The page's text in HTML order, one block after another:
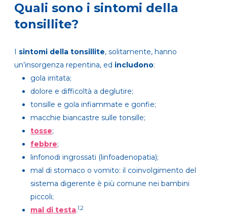
Quali sono i sintomi della
tonsillite?
sintomi della tonsillite, solitamente, hanno
un’insorgenza repentina, ed includono:
gola irritata;
dolore e difficoltà a deglutire;
tonsille e gola infiammate e gonfie;
macchie biancastre sulle tonsille;
tosse;
febbre;
linfonodi ingrossati (linfoadenopatia);
mal di stomaco o vomito: il coinvolgimento del
sistema digerente è più comune nei bambini
piccoli;
mal di testa.1,2